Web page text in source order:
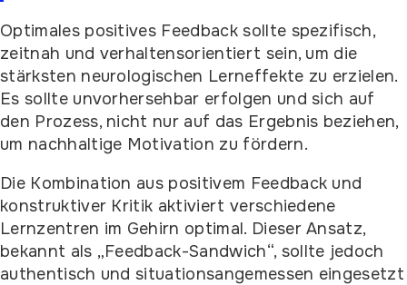
Optimales positives Feedback sollte spezifisch,
zeitnah und verhaltensorientiert sein, um die
stärksten neurologischen Lerneffekte zu erzielen.
Es sollte unvorhersehbar erfolgen und sich auf
den Prozess, nicht nur auf das Ergebnis beziehen,
um nachhaltige Motivation zu fördern.
Die Kombination aus positivem Feedback und
konstruktiver Kritik aktiviert verschiedene
Lernzentren im Gehirn optimal. Dieser Ansatz,
bekannt als „Feedback-Sandwich“, sollte jedoch
authentisch und situationsangemessen eingesetzt